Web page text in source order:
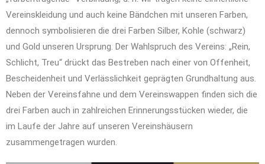
Vereinskleidung und auch keine Bändchen mit unseren Farben,
dennoch symbolisieren die drei Farben Silber, Kohle (schwarz)
und Gold unseren Ursprung. Der Wahlspruch des Vereins: „Rein,
Schlicht, Treu“ drückt das Bestreben nach einer von Offenheit,
Bescheidenheit und Verlässlichkeit geprägten Grundhaltung aus.
Neben der Vereinsfahne und dem Vereinswappen finden sich die
drei Farben auch in zahlreichen Erinnerungsstücken wieder, die
im Laufe der Jahre auf unseren Vereinshäusern
zusammengetragen wurden.